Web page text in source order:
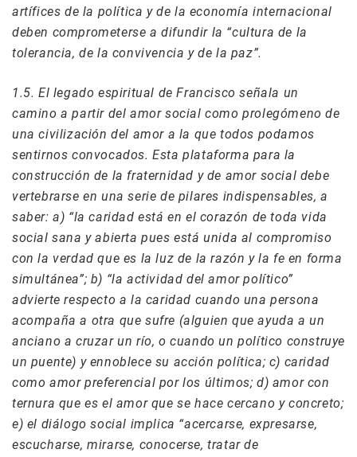
artífices de la política y de la economía internacional
deben comprometerse a difundir la “cultura de la
tolerancia, de la convivencia y de la paz”.
1.5. El legado espiritual de Francisco señala un
camino a partir del amor social como prolegómeno de
una civilización del amor a la que todos podamos
sentirnos convocados. Esta plataforma para la
construcción de la fraternidad y de amor social debe
vertebrarse en una serie de pilares indispensables, a
saber: a) “la caridad está en el corazón de toda vida
social sana y abierta pues está unida al compromiso
con la verdad que es la luz de la razón y la fe en forma
simultánea”; b) “la actividad del amor político”
advierte respecto a la caridad cuando una persona
acompaña a otra que sufre (alguien que ayuda a un
anciano a cruzar un río, o cuando un político construye
un puente) y ennoblece su acción política; c) caridad
como amor preferencial por los últimos; d) amor con
ternura que es el amor que se hace cercano y concreto;
e) el diálogo social implica “acercarse, expresarse,
escucharse, mirarse, conocerse, tratar de